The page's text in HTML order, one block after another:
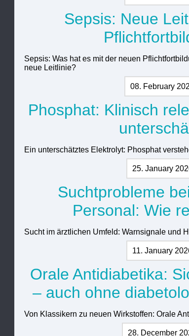
Sepsis: Neue
Sepsis: Was hat es mit der neuen
neue Leitlinie?
08. February
Phosphat: Klinisch
Ein unterschätztes Elektrolyt: Phosphat
25. January
Suchtprobleme
Personal: Wie
Sucht im ärztlichen Umfeld: Warnsignale und
11. January
Orale Antidiabetika:
– auch ohne
Von Klassikern zu neuen Wirkstoffen: Orale
28. December